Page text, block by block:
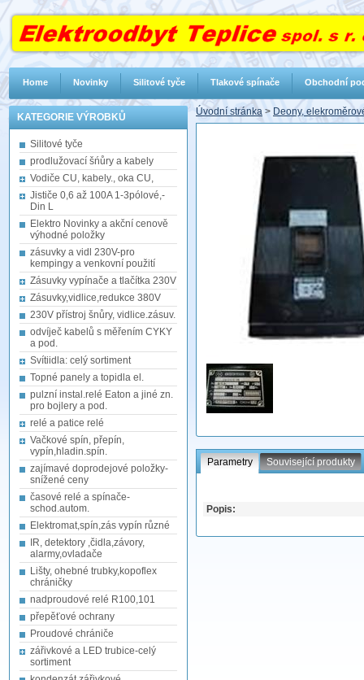
KATEGORIE VÝROBKŮ
Silitové tyče
prodlužovací šńůry a kabely
Vodiče CU, kabely., oka CU,
Jističe 0,6 až 100A 1-3pólové,-
Din L
Elektro Novinky a akční cenově
výhodné položky
zásuvky a vidl 230V-pro
kempingy a venkovní použití
Zásuvky vypínače a tlačítka 230V
Zásuvky,vidlice,redukce 380V
230V přístroj šnůry, vidlice.zásuv.
odvíječ kabelů s měřením CYKY
a pod.
Svítiidla: celý sortiment
Topné panely a topidla el.
pulzní instal.relé Eaton a jiné zn.
pro bojlery a pod.
relé a patice relé
Vačkové spín, přepín,
vypín,hladin.spín.
zajímavé doprodejové položky-
snížené ceny
časové relé a spínače-
schod.autom.
Elektromat,spín,zás vypín různé
IR, detektory ,čidla,závory,
alarmy,ovladače
Lišty, ohebné trubky,kopoflex
chráničky
nadproudové relé R100,101
přepěťové ochrany
Proudové chrániče
zářivkové a LED trubice-celý
sortiment
Úvodní stránka > Deony,
Parametry Související produkty
Popis:
Home Novinky Silitové tyče Tlakové spínače Obchodní